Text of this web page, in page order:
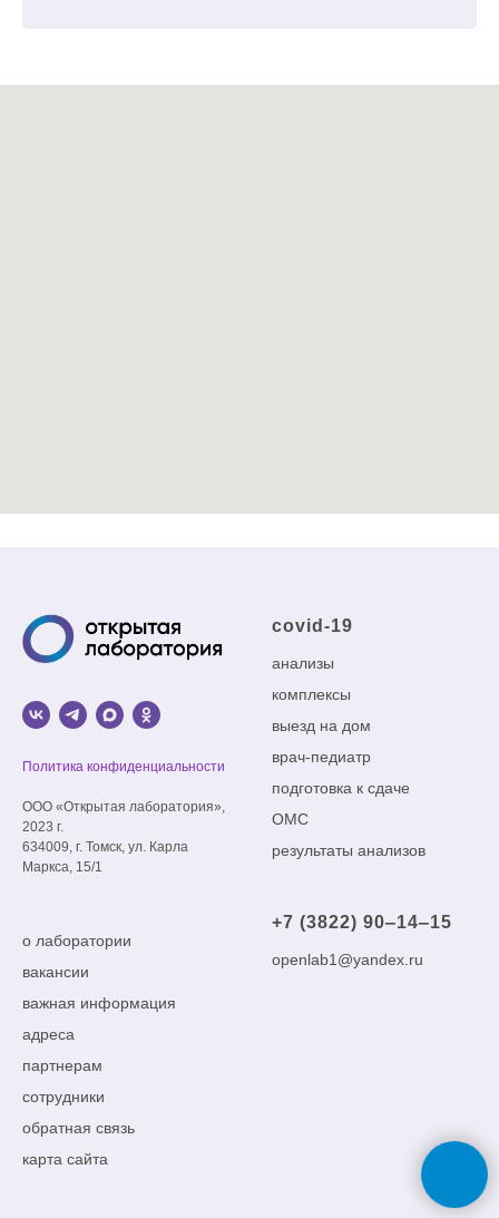
Политика конфиденциальности
ООО «Открытая лаборатория»,
2023 г.
634009, г. Томск, ул. Карла
Маркса, 15/1
covid-19
анализы
комплексы
выезд на дом
врач-педиатр
подготовка к сдаче
ОМС
результаты анализов
о лаборатории
вакансии
важная информация
адреса
партнерам
сотрудники
обратная связь
карта сайта
+7 (3822) 90‒14‒15
openlab1@yandex.ru